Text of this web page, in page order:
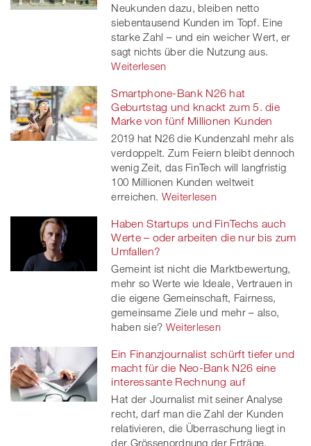
Neukunden dazu, bleiben netto
siebentausend Kunden im Topf. Eine
starke Zahl – und ein weicher Wert, er
sagt nichts über die Nutzung aus.
Weiterlesen
Smartphone-Bank N26 hat
Geburtstag und knackt zum 5. die
Marke von fünf Millionen Kunden
2019 hat N26 die Kundenzahl mehr als
verdoppelt. Zum Feiern bleibt dennoch
wenig Zeit, das FinTech will langfristig
100 Millionen Kunden weltweit
erreichen. Weiterlesen
Haben Startups und FinTechs auch
Werte – oder arbeiten die nur bis zum
Umfallen?
Gemeint ist nicht die Marktbewertung,
mehr so Werte wie Ideale, Vertrauen in
die eigene Gemeinschaft, Fairness,
gemeinsame Ziele und mehr – also,
haben sie? Weiterlesen
Ein Finanzjournalist schürft tiefer und
macht für die Neo-Bank N26 eine
interessante Rechnung auf
Hat der Journalist mit seiner Analyse
recht, darf man die Zahl der Kunden
relativieren, die Überraschung liegt in
der Grössenordnung der Erträge.